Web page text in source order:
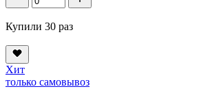
Купили 30 раз
Хит
только самовывоз